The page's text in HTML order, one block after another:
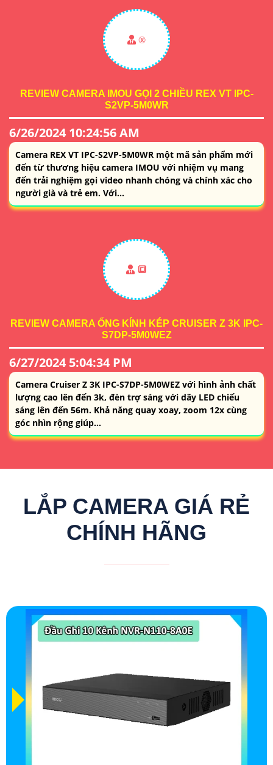
®️
REVIEW CAMERA IMOU GỌI 2 CHIỀU REX VT IPC-
S2VP-5M0WR
6/26/2024 10:24:56 AM
Camera REX VT IPC-S2VP-5M0WR một mã sản phẩm mới
đến từ thương hiệu camera IMOU với nhiệm vụ mang
đến trải nghiệm gọi video nhanh chóng và chính xác cho
người già và trẻ em. Với...
🔳
REVIEW CAMERA ỐNG KÍNH KÉP CRUISER Z 3K IPC-
S7DP-5M0WEZ
6/27/2024 5:04:34 PM
Camera Cruiser Z 3K IPC-S7DP-5M0WEZ với hình ảnh chất
lượng cao lên đến 3k, đèn trợ sáng với dãy LED chiếu
sáng lên đến 56m. Khả năng quay xoay, zoom 12x cùng
góc nhìn rộng giúp...
LẮP CAMERA GIÁ RẺ
CHÍNH HÃNG